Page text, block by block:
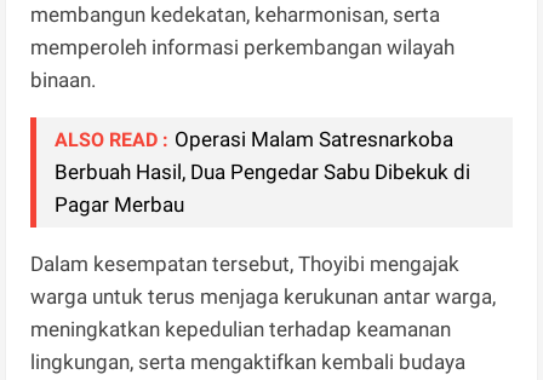
membangun kedekatan, keharmonisan, serta
memperoleh informasi perkembangan wilayah
binaan.
ALSO READ : Operasi Malam Satresnarkoba
Berbuah Hasil, Dua Pengedar Sabu Dibekuk di
Pagar Merbau
Dalam kesempatan tersebut, Thoyibi mengajak
warga untuk terus menjaga kerukunan antar warga,
meningkatkan kepedulian terhadap keamanan
lingkungan, serta mengaktifkan kembali budaya